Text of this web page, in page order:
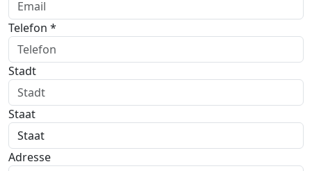
Telefon *
Stadt
Staat
Adresse